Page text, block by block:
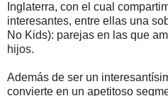
Inglaterra, con el cual
interesantes, entre ellas una
No Kids): parejas en las que
hijos.
Además de ser un
convierte en un apetitoso